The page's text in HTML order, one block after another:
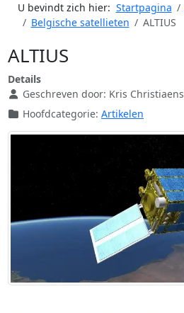
U bevindt zich hier: Startpagina
Belgische satellieten
ALTIUS
ALTIUS
Details
Geschreven door: Kris Christiaens
Hoofdcategorie: Artikelen